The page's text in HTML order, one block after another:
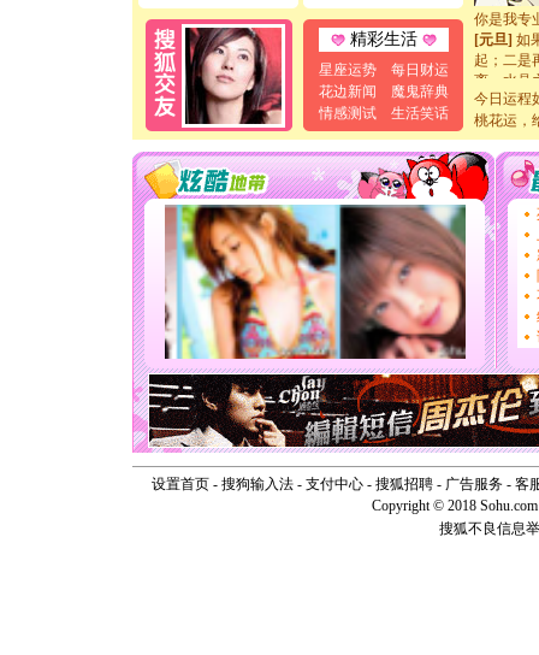
精彩生活
星座运势
每日财运
花边新闻
魔鬼辞典
情感测试
生活笑话
你是我专
[元旦] 如
起；二是
离。水晶
[元旦]当
泣，这痛
[春节]风
颜！冬
道一声平
[春节]
传
片叶子
送你一
[圣诞节]
你太多
要平安
[圣诞节]
能正大
天都要快
[圣诞节]
如意,快
[元旦]看
你是我专
[元旦] 如
起；二是
今日运程
桃花运，
设置首页- 搜狗输入法- 支付中心- 搜狐招聘- 广告服务- 客
Copyright © 2018
搜狐不良信息